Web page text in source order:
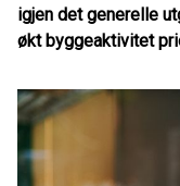
igjen det generelle
økt byggeaktivitet